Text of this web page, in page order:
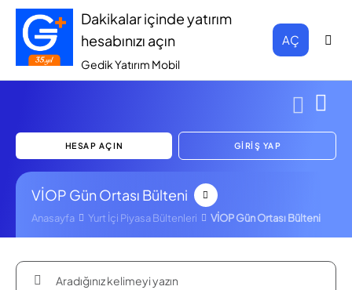
Dakikalar içinde yatırım
hesabınızı açın
Gedik Yatırım Mobil
AÇ
HESAP AÇIN GİRİŞ YAP
VİOP Gün Ortası Bülteni
Anasayfa Yurt İçi Piyasa Bültenleri VİOP Gün Ortası Bülteni